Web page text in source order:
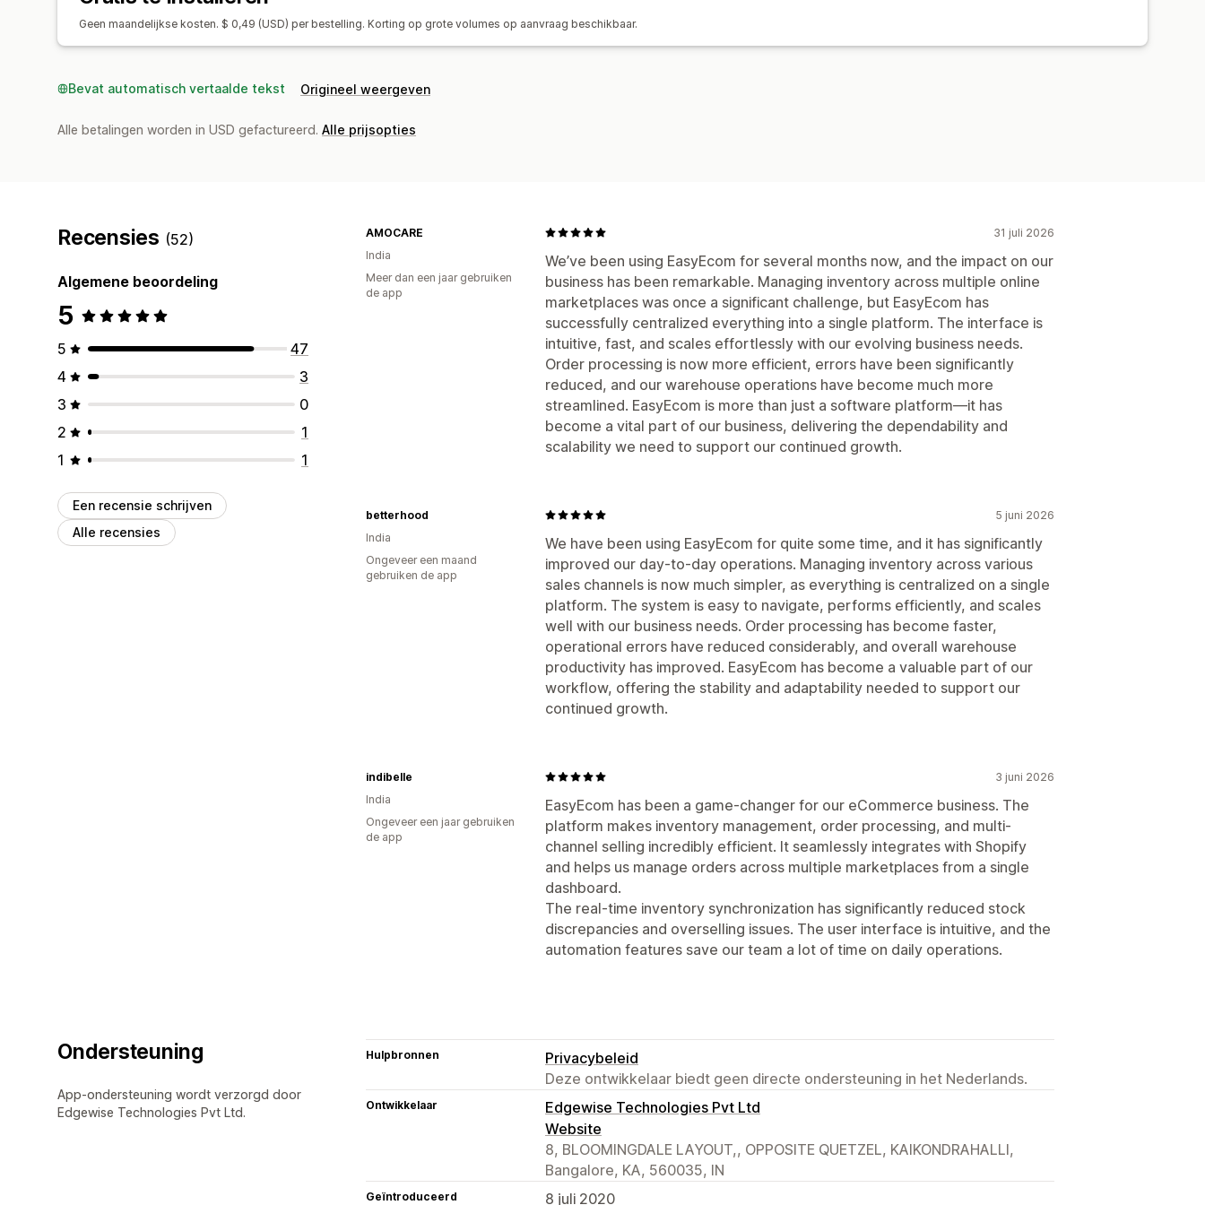
Geen maandelijkse kosten. $ 0,49 (USD) per bestelling. Korting op grote volumes op aanvraag beschikbaar.
Bevat automatisch vertaalde tekst Origineel weergeven
Alle betalingen worden in USD gefactureerd. Alle prijsopties
Recensies (52)
Algemene beoordeling
5
5
47
4
3
3
0
2
1
1
1
Een recensie schrijven
Alle recensies
31 juli 2026
We’ve been using EasyEcom for several months now, and the impact on our
business has been remarkable. Managing inventory across multiple online
marketplaces was once a significant challenge, but EasyEcom has
successfully centralized everything into a single platform. The interface is
intuitive, fast, and scales effortlessly with our evolving business needs.
Order processing is now more efficient, errors have been significantly
reduced, and our warehouse operations have become much more
streamlined. EasyEcom is more than just a software platform—it has
become a vital part of our business, delivering the dependability and
scalability we need to support our continued growth.
AMOCARE
India
Meer dan een jaar gebruiken
de app
5 juni 2026
We have been using EasyEcom for quite some time, and it has significantly
improved our day-to-day operations. Managing inventory across various
sales channels is now much simpler, as everything is centralized on a single
platform. The system is easy to navigate, performs efficiently, and scales
well with our business needs. Order processing has become faster,
operational errors have reduced considerably, and overall warehouse
productivity has improved. EasyEcom has become a valuable part of our
workflow, offering the stability and adaptability needed to support our
continued growth.
betterhood
India
Ongeveer een maand
gebruiken de app
3 juni 2026
EasyEcom has been a game-changer for our eCommerce business. The
platform makes inventory management, order processing, and multi-
channel selling incredibly efficient. It seamlessly integrates with Shopify
and helps us manage orders across multiple marketplaces from a single
dashboard.
The real-time inventory synchronization has significantly reduced stock
discrepancies and overselling issues. The user interface is intuitive, and the
automation features save our team a lot of time on daily operations.
indibelle
India
Ongeveer een jaar gebruiken
de app
Ondersteuning
App-ondersteuning wordt verzorgd door
Edgewise Technologies Pvt Ltd.
Hulpbronnen
Privacybeleid
Deze ontwikkelaar biedt geen directe ondersteuning in het Nederlands.
Ontwikkelaar
Edgewise Technologies Pvt Ltd
Website
8, BLOOMINGDALE LAYOUT,, OPPOSITE QUETZEL, KAIKONDRAHALLI,
Bangalore, KA, 560035, IN
Geïntroduceerd 8 juli 2020